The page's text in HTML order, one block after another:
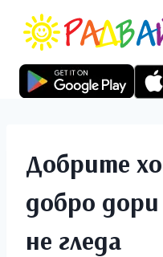
Добрите
добро
не гледа